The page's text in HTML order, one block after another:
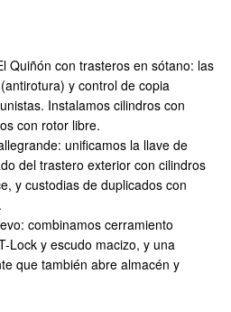
Quiñón con trasteros en sótano: las
y control de copia
Instalamos cilindros con
con rotor libre.
unificamos la llave de
del trastero exterior con cilindros
y custodias de duplicados con
combinamos cerramiento
Lock y escudo macizo, y una
que también abre almacén y